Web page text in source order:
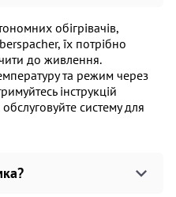
обігрівачів,
їх потрібно
до живлення.
та режим через
інструкцій
систему для